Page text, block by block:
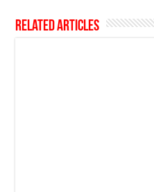
Related Articles